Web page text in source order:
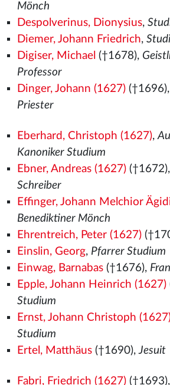
Mönch
Despolverinus, Dionysius,
Diemer, Johann Friedrich,
Digiser, Michael (†1678),
Professor
Dinger, Johann (1627)(†1696),
Priester
Eberhard, Christoph (1627),
Kanoniker Studium
Ebner, Andreas (1627)(†1672),
Schreiber
Effinger, Johann Melchior
Benediktiner Mönch
Ehrentreich, Peter (1627)
Einslin, Georg, Pfarrer Studium
Einwag, Barnabas(†1676),
Epple, Johann Heinrich (1627)
Studium
Ernst, Johann Christoph
Studium
Ertel, Matthäus(†1690),Jesuit
Fabri, Friedrich (1627)(†1693),